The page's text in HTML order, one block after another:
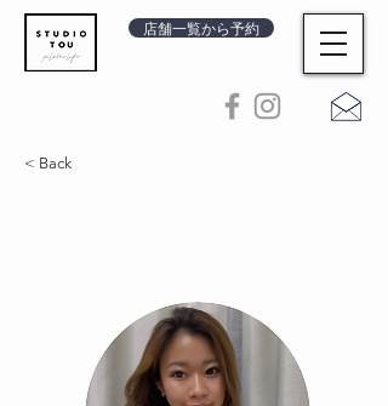
店舗一覧から予約
< Back